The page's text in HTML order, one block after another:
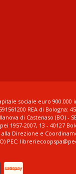
sociale euro
REA di Bologna:
di Castenaso (BO) -
1957-2007, 13 - 40127
Direzione e
PEC: